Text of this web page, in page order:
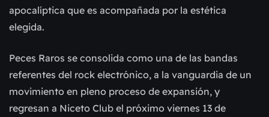
apocalíptica que es acompañada por la estética
elegida.
Peces Raros se consolida como una de las bandas
referentes del rock electrónico, a la vanguardia de un
movimiento en pleno proceso de expansión, y
regresan a Niceto Club el próximo viernes 13 de